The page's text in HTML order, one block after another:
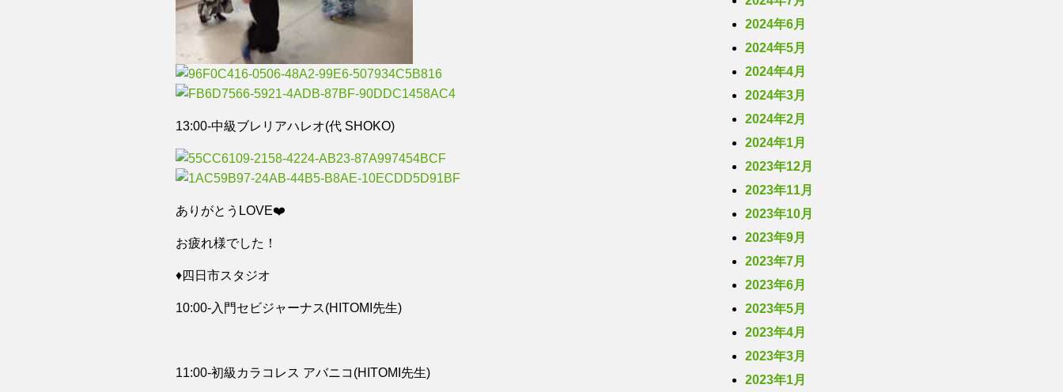
13:00-中級ブレリアハレオ(代 SHOKO)
ありがとうLOVE❤️
お疲れ様でした！
♦️四日市スタジオ
10:00-入門セビジャーナス(HITOMI先生)
11:00-初級カラコレス アバニコ(HITOMI先生)
2024年6月
2024年5月
2024年4月
2024年3月
2024年2月
2024年1月
2023年12月
2023年11月
2023年10月
2023年9月
2023年7月
2023年6月
2023年5月
2023年4月
2023年3月
2023年1月